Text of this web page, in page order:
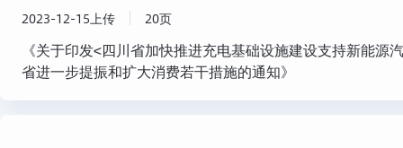
2023-12-15上传 20页
《关于印发<四川省加快推进充电基础设施建设支持新能
省进一步提振和扩大消费若干措施的通知》